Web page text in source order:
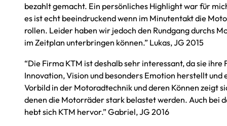
bezahlt gemacht. Ein persönliches Highlight war für
es ist echt beeindruckend wenn im Minutentakt die
rollen. Leider haben wir jedoch den Rundgang durchs
im Zeitplan unterbringen können.” Lukas, JG 2015
“Die Firma KTM ist deshalb sehr interessant, da sie ihre
Innovation, Vision und besonders Emotion herstellt und
Vorbild in der Motoradtechnik und deren Können zeigt
denen die Motorräder stark belastet werden. Auch bei
hebt sich KTM hervor.” Gabriel, JG 2016